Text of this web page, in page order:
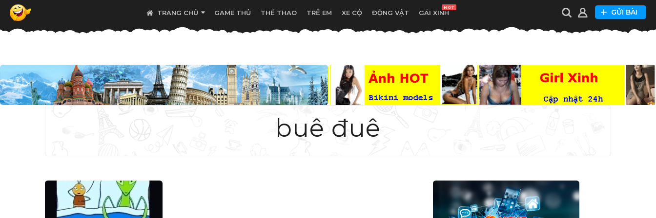
GỬI BÀI
TRANG CHỦ GAME THỦ THỂ THAO TRẺ EM XE CỘ ĐỘNG VẬT GÁI XINH
HOT
buê đuê